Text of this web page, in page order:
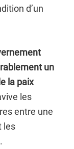
d’un
un
la paix
les
entre une
les